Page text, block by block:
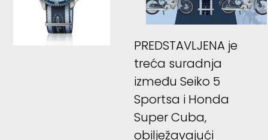
PREDSTAVLJENA je
treća suradnja
između Seiko 5
Sportsa i Honda
Super Cuba,
obilježavajući